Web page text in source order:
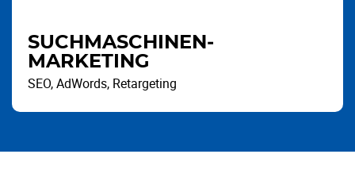
SUCHMASCHINEN­
MARKETING
SEO, AdWords, Retargeting